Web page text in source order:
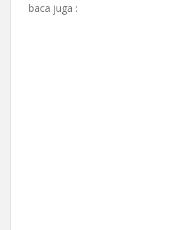
baca juga :